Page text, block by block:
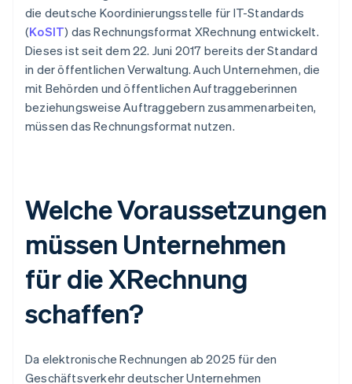
die deutsche Koordinierungsstelle für IT-Standards
(KoSIT) das Rechnungsformat XRechnung entwickelt.
Dieses ist seit dem 22. Juni 2017 bereits der Standard
in der öffentlichen Verwaltung. Auch Unternehmen, die
mit Behörden und öffentlichen Auftraggeberinnen
beziehungsweise Auftraggebern zusammenarbeiten,
müssen das Rechnungsformat nutzen.
Welche Voraussetzungen
müssen Unternehmen
für die XRechnung
schaffen?
Da elektronische Rechnungen ab 2025 für den
Geschäftsverkehr deutscher Unternehmen